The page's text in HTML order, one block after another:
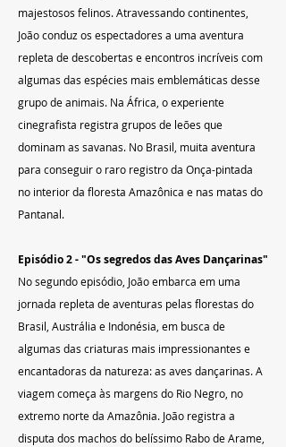
majestosos felinos. Atravessando continentes,
João conduz os espectadores a uma aventura
repleta de descobertas e encontros incríveis com
algumas das espécies mais emblemáticas desse
grupo de animais. Na África, o experiente
cinegrafista registra grupos de leões que
dominam as savanas. No Brasil, muita aventura
para conseguir o raro registro da Onça-pintada
no interior da floresta Amazônica e nas matas do
Pantanal.
Episódio 2 - "Os segredos das Aves Dançarinas"
No segundo episódio, João embarca em uma
jornada repleta de aventuras pelas florestas do
Brasil, Austrália e Indonésia, em busca de
algumas das criaturas mais impressionantes e
encantadoras da natureza: as aves dançarinas. A
viagem começa às margens do Rio Negro, no
extremo norte da Amazônia. João registra a
disputa dos machos do belíssimo Rabo de Arame,